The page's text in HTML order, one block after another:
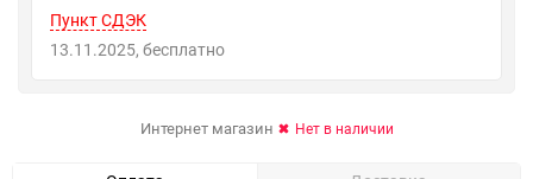
Пункт СДЭК
13.11.2025
Бесплатно
Интернет магазин Нет в наличии